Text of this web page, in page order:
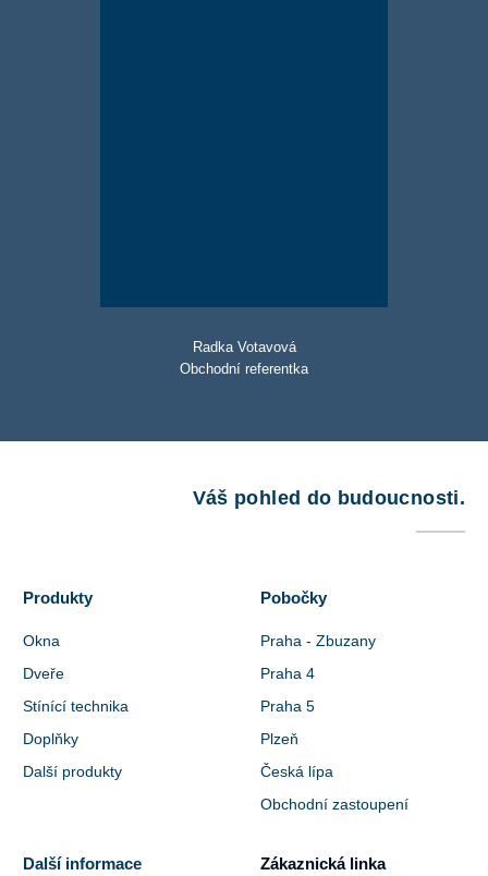
Radka Votavová
Obchodní referentka
Váš pohled do budoucnosti.
Produkty
Okna
Dveře
Stínící technika
Doplňky
Další produkty
Pobočky
Praha - Zbuzany
Praha 4
Praha 5
Plzeň
Česká lípa
Obchodní zastoupení
Další informace Zákaznická linka